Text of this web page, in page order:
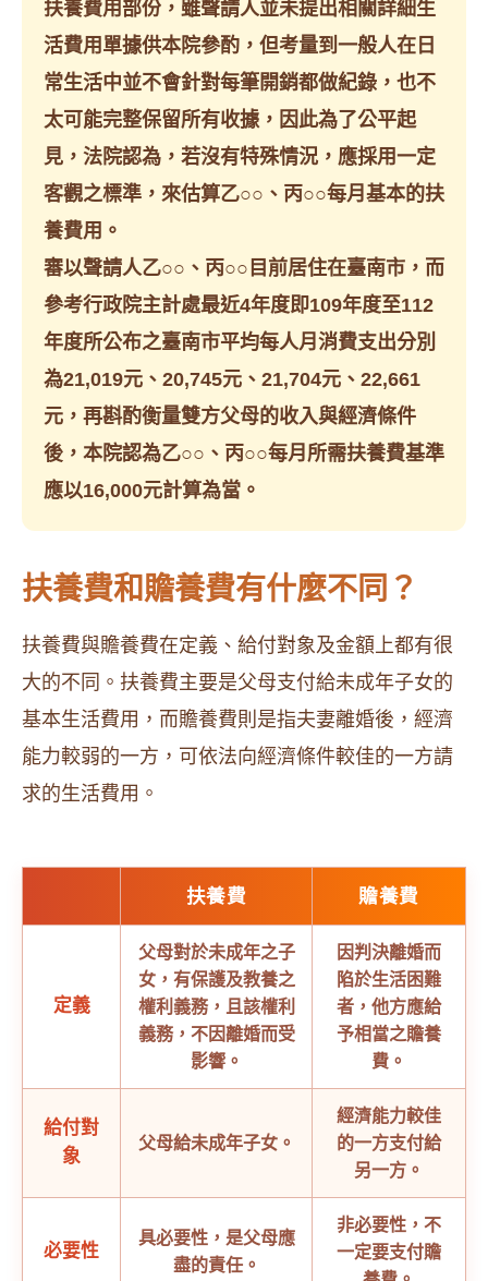
扶養費用部份，雖聲請人並未提出相關詳細生
活費用單據供本院參酌，但考量到一般人在日
常生活中並不會針對每筆開銷都做紀錄，也不
太可能完整保留所有收據，因此為了公平起
見，法院認為，若沒有特殊情況，應採用一定
客觀之標準，來估算乙○○、丙○○每月基本的扶
養費用。
審以聲請人乙○○、丙○○目前居住在臺南市，而
參考行政院主計處最近4年度即109年度至112
年度所公布之臺南市平均每人月消費支出分別
為21,019元、20,745元、21,704元、22,661
元，再斟酌衡量雙方父母的收入與經濟條件
後，本院認為乙○○、丙○○每月所需扶養費基準
應以16,000元計算為當。
扶養費和贍養費有什麼不同？
扶養費與贍養費在定義、給付對象及金額上都有很
大的不同。扶養費主要是父母支付給未成年子女的
基本生活費用，而贍養費則是指夫妻離婚後，經濟
能力較弱的一方，可依法向經濟條件較佳的一方請
求的生活費用。
扶養費 贍養費
定義
父母對於未成年之子
女，有保護及教養之
權利義務，且該權利
義務，不因離婚而受
影響。
因判決離婚而
陷於生活困難
者，他方應給
予相當之贍養
費。
給付對
象
父母給未成年子女。
經濟能力較佳
的一方支付給
另一方。
必要性
具必要性，是父母應
盡的責任。
非必要性，不
一定要支付贍